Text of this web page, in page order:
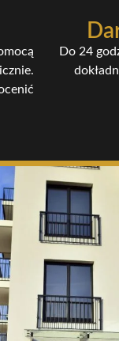
Do 24